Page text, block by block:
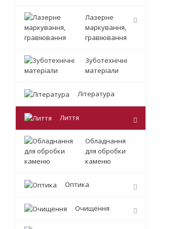
Лазерне
маркування,
гравіювання
Зуботехнічні
матеріали
Література
Лиття
Обладнання
для обробки
каменю
Оптика
Очищення